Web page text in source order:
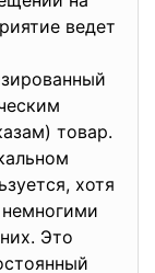
ведет
товар.
хотя
Это